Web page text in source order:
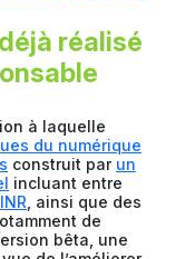
réalisé
à laquelle
du numérique
construit par un
incluant entre
INR , ainsi que des
de
bêta, une